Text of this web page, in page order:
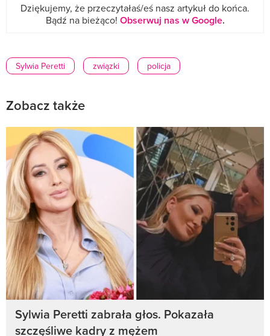
Dziękujemy, że przeczytałaś/eś nasz artykuł do końca.
Bądź na bieżąco! Obserwuj nas w Google.
Sylwia Peretti związki policja
Zobacz także
Sylwia Peretti zabrała głos. Pokazała
szczęśliwe kadry z mężem